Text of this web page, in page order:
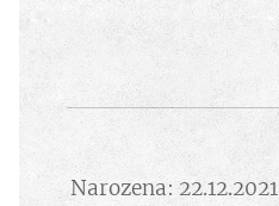
Narozena: 22.12.2021